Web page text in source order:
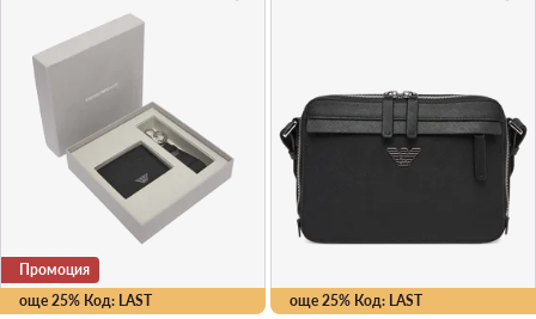
още 25% Код: LAST
Промоция
още 25% Код: LAST